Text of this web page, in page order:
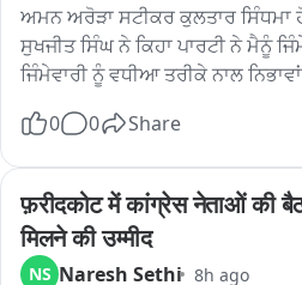
ਅਮਨ ਅਰੋੜਾ ਸਟੀਕਰ ਕੁਲਤਾਰ ਸਿੰਧਮਾ
ਸੁਖਜੀਤ ਸਿੰਘ ਨੇ ਕਿਹਾ ਪਾਰਟੀ ਨੇ ਮੈਨੂੰ
ਜਿੰਮੇਵਾਰੀ ਨੂੰ ਵਧੀਆ ਤਰੀਕੇ ਨਾਲ
ਕੁਲਤਾਰ ਸਿੰਘ ਸੰਧਵਾਂ
0 0 Share
फ़रीदकोट में कांग्रेस नेताओं की
मिलने की उम्मीद
NS Naresh Sethi 8h ago